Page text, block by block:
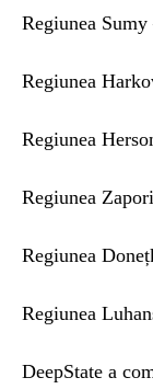
Regiunea
Regiunea
Regiunea
Regiunea
Regiunea
Regiunea
DeepState a